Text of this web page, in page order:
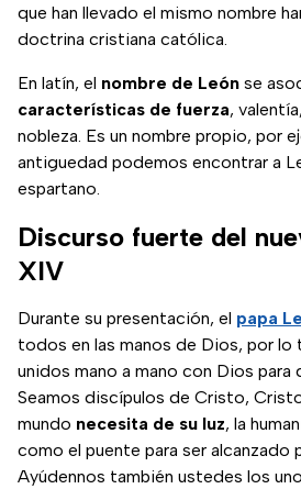
que han llevado el mismo nombre
doctrina cristiana católica.
En latín, el nombre de León se
características de fuerza,
nobleza. Es un nombre propio, por
antiguedad podemos encontrar a
espartano.
Discurso fuerte del
XIV
Durante su presentación, el papa
todos en las manos de Dios, por lo
unidos mano a mano con Dios para
Seamos discípulos de Cristo,
mundo necesita de su luz, la
como el puente para ser alcanzado
Ayúdennos también ustedes los